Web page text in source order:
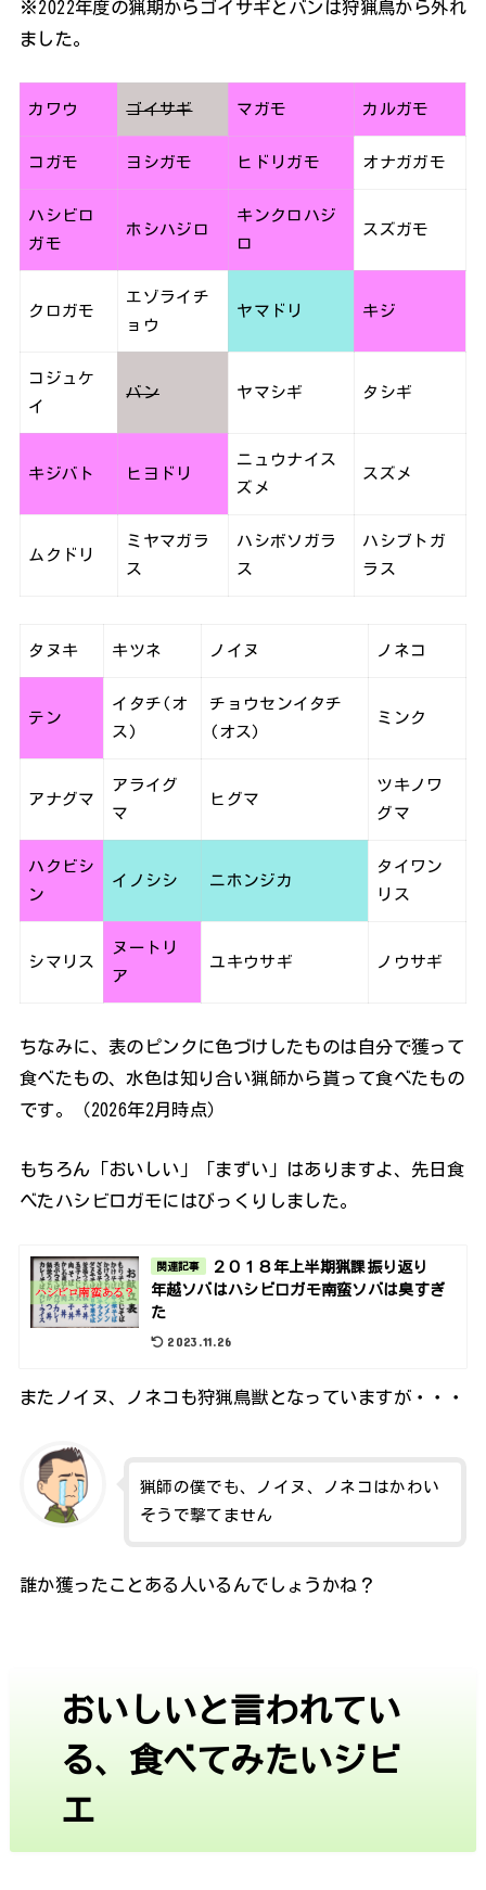
※2022年度の猟期からゴイサギとバンは狩猟鳥から外れ
ました。
カワウ ゴイサギ マガモ カルガモ
コガモ ヨシガモ ヒドリガモ オナガガモ
ハシビロ
ガモ
ホシハジロ
キンクロハジ
ロ
スズガモ
クロガモ
エゾライチ
ョウ
ヤマドリ キジ
コジュケ
イ
バン ヤマシギ タシギ
キジバト ヒヨドリ
ニュウナイス
ズメ
スズメ
ムクドリ
ミヤマガラ
ス
ハシボソガラ
ス
ハシブトガ
ラス
タヌキ キツネ ノイヌ ノネコ
テン
イタチ(オ
ス)
チョウセンイタチ
(オス)
ミンク
アナグマ
アライグ
マ
ヒグマ
ツキノワ
グマ
ハクビシ
ン
イノシシ ニホンジカ
タイワン
リス
シマリス
ヌートリ
ア
ユキウサギ ノウサギ
ちなみに、表のピンクに色づけしたものは自分で獲って
食べたもの、水色は知り合い猟師から貰って食べたもの
です。（2026年2月時点）
もちろん「おいしい」「まずい」はありますよ、先日食
べたハシビロガモにはびっくりしました。
関連記事
２０１８年上半期猟課振り返り
年越ソバはハシビロガモ南蛮ソバは臭すぎ
た
2023.11.26
またノイヌ、ノネコも狩猟鳥獣となっていますが・・・
猟師の僕でも、ノイヌ、ノネコはかわい
そうで撃てません
誰か獲ったことある人いるんでしょうかね？
おいしいと言われてい
る、食べてみたいジビ
エ